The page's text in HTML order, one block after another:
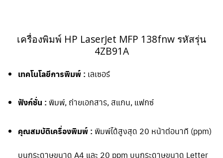
เครื่องพิมพ์ HP LaserJet MFP 138fnw รหัสรุ่น
4ZB91A
เทคโนโลยีการพิมพ์ : เลเซอร์
ฟังก์ชั่น : พิมพ์, ถ่ายเอกสาร, สแกน, แฟกซ์
คุณสมบัติเครื่องพิมพ์ : พิมพ์ได้สูงสุด 20 หน้าต่อนาที (ppm)
บนกระดาษขนาด A4 และ 20 ppm บนกระดาษขนาด Letter